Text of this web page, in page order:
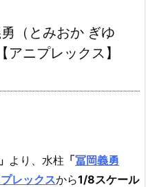
（とみおか ぎゆ
ニプレックス】
」 より、 水柱 「冨岡義勇
レックスから1/8スケール